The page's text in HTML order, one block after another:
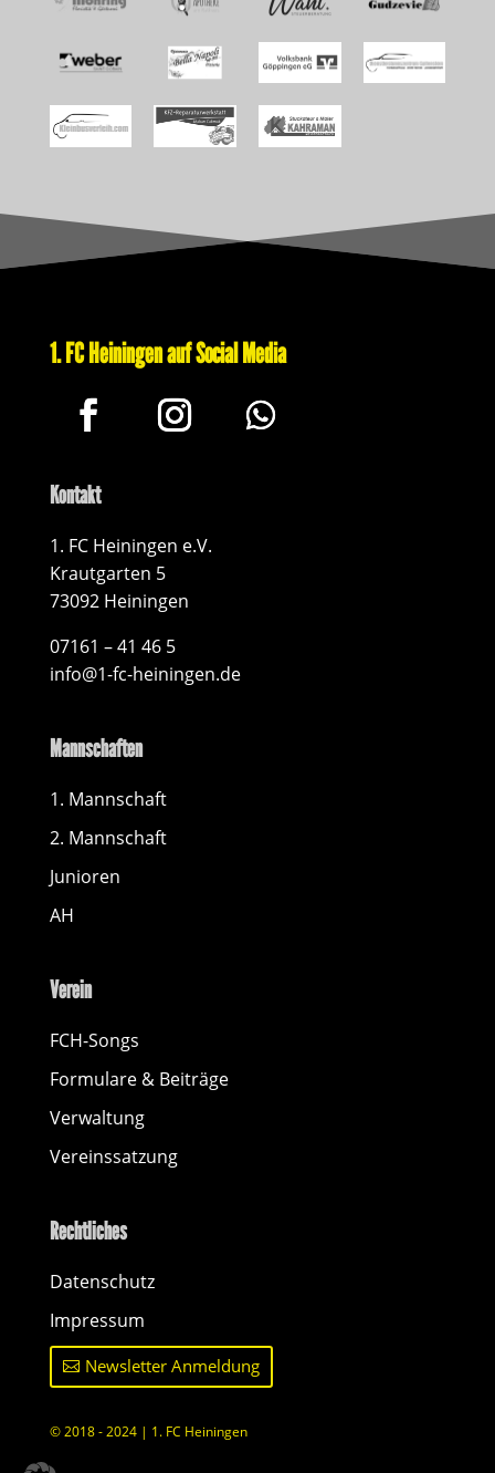
1. FC Heiningen auf Social Media
Kontakt
1. FC Heiningen e.V.
Krautgarten 5
73092 Heiningen
07161 – 41 46 5
info@1-fc-heiningen.de
Mannschaften
1. Mannschaft
2. Mannschaft
Junioren
AH
Verein
FCH-Songs
Formulare & Beiträge
Verwaltung
Vereinssatzung
Rechtliches
Datenschutz
Impressum
Newsletter Anmeldung
© 2018 - 2024 | 1. FC Heiningen